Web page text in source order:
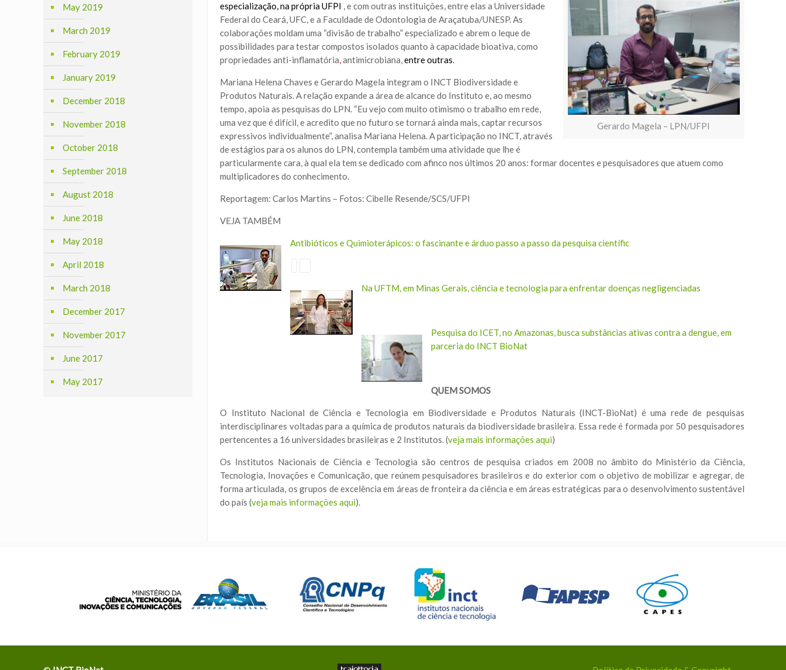
Gerardo Magela – LPN/UFPI
especialização, na própria UFPI , e com outras instituições, entre elas a Universidade
Federal do Ceará, UFC, e a Faculdade de Odontologia de Araçatuba/UNESP. As
colaborações moldam uma “divisão de trabalho” especializado e abrem o leque de
possibilidades para testar compostos isolados quanto à capacidade bioativa, como
propriedades anti-inflamatória,antimicrobiana,entre outras.
Mariana Helena Chaves e Gerardo Magela integram o INCT Biodiversidade e
Produtos Naturais. A relação expande a área de alcance do Instituto e, ao mesmo
tempo, apoia as pesquisas do LPN. “Eu vejo com muito otimismo o trabalho em rede,
uma vez que é difícil, e acredito que no futuro se tornará ainda mais, captar recursos
expressivos individualmente”, analisa Mariana Helena. A participação no INCT, através
de estágios para os alunos do LPN, contempla também uma atividade que lhe é
particularmente cara, à qual ela tem se dedicado com afinco nos últimos 20 anos: formar docentes e pesquisadores que atuem como
multiplicadores do conhecimento.
Reportagem: Carlos Martins – Fotos: Cibelle Resende/SCS/UFPI
VEJA TAMBÉM
Antibióticos e Quimioterápicos: o fascinante e árduo passo a passo da pesquisa científic
Na UFTM, em Minas Gerais, ciência e tecnologia para enfrentar doenças negligenciadas
Pesquisa do ICET, no Amazonas, busca substâncias ativas contra a dengue, em
parceria do INCT BioNat
QUEM SOMOS
O Instituto Nacional de Ciência e Tecnologia em Biodiversidade e Produtos Naturais (INCT-BioNat) é uma rede de pesquisas
interdisciplinares voltadas para a química de produtos naturais da biodiversidade brasileira. Essa rede é formada por 50 pesquisadores
pertencentes a 16 universidades brasileiras e 2 Institutos. (veja mais informações aqui)
Os Institutos Nacionais de Ciência e Tecnologia são centros de pesquisa criados em 2008 no âmbito do Ministério da Ciência,
Tecnologia, Inovações e Comunicação, que reúnem pesquisadores brasileiros e do exterior com o objetivo de mobilizar e agregar, de
forma articulada, os grupos de excelência em áreas de fronteira da ciência e em áreas estratégicas para o desenvolvimento sustentável
do país (veja mais informações aqui).
May 2019
March 2019
February 2019
January 2019
December 2018
November 2018
October 2018
September 2018
August 2018
June 2018
May 2018
April 2018
March 2018
December 2017
November 2017
June 2017
May 2017